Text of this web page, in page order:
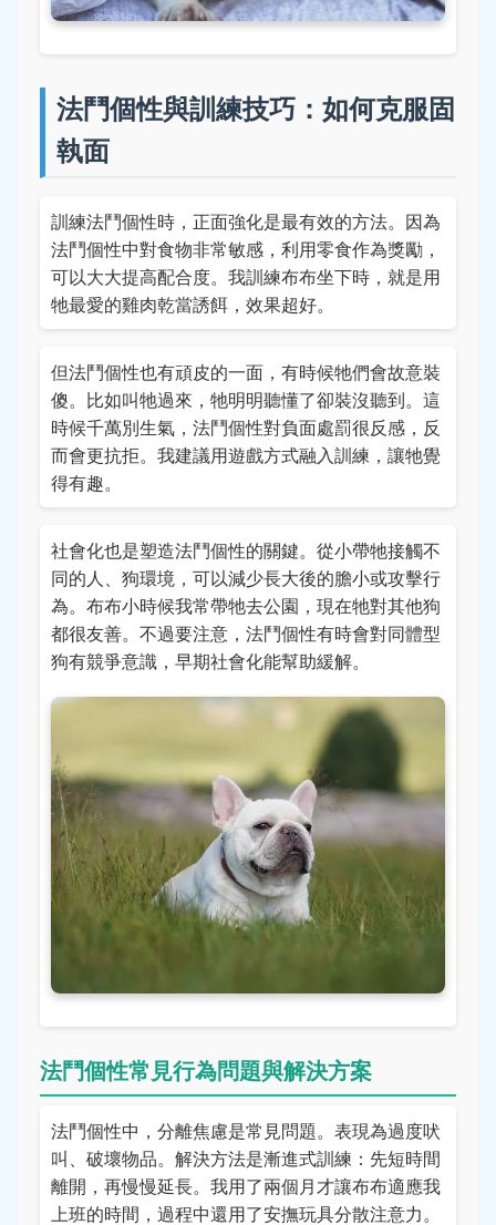
法鬥個性與訓練技巧：如何克服固
執面
訓練法鬥個性時，正面強化是最有效的方法。因為
法鬥個性中對食物非常敏感，利用零食作為獎勵，
可以大大提高配合度。我訓練布布坐下時，就是用
牠最愛的雞肉乾當誘餌，效果超好。
但法鬥個性也有頑皮的一面，有時候牠們會故意裝
傻。比如叫牠過來，牠明明聽懂了卻裝沒聽到。這
時候千萬別生氣，法鬥個性對負面處罰很反感，反
而會更抗拒。我建議用遊戲方式融入訓練，讓牠覺
得有趣。
社會化也是塑造法鬥個性的關鍵。從小帶牠接觸不
同的人、狗環境，可以減少長大後的膽小或攻擊行
為。布布小時候我常帶牠去公園，現在牠對其他狗
都很友善。不過要注意，法鬥個性有時會對同體型
狗有競爭意識，早期社會化能幫助緩解。
法鬥個性常見行為問題與解決方案
法鬥個性中，分離焦慮是常見問題。表現為過度吠
叫、破壞物品。解決方法是漸進式訓練：先短時間
離開，再慢慢延長。我用了兩個月才讓布布適應我
上班的時間，過程中還用了安撫玩具分散注意力。